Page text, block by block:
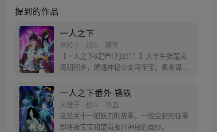
提到的作品
一人之下
米橙子 · 战斗 · 搞笑
【一人之下6定档1月2日！】大学生张楚岚
清明回乡，遭遇神秘少女冯宝宝。素未谋面
自己打工的快递公司。为了帮冯宝宝寻找她
的身世，也为了查清自己与爷爷身上的秘
密，张楚岚的生活被彻底颠覆，与冯宝宝一
同踏上“异人”之旅。
一人之下番外·锈铁
米橙子 · 战斗 · 热血
这是关于一把妖刀的故事，一段尘封的往事
即将被宝宝和楚岚掀开神秘的面纱。